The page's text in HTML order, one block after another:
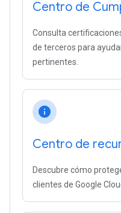
Centro de
Consulta
de terceros para
pertinentes.
info
Centro de
Descubre cómo
clientes de Google